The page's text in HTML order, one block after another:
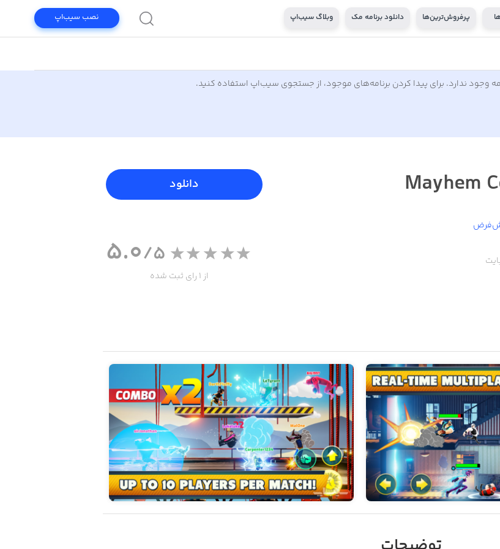
پرفروش‌ترین‌ها دانلود برنامه مک وبلاگ سیب‌اپ نصب سیب‌اپ
وجود ندارد. برای پیدا کردن برنامه‌های موجود، از جستجوی سیب‌اپ استفاده کنید.
Mayhem دانلود
5.0/5
از 1 رای ثبت شده